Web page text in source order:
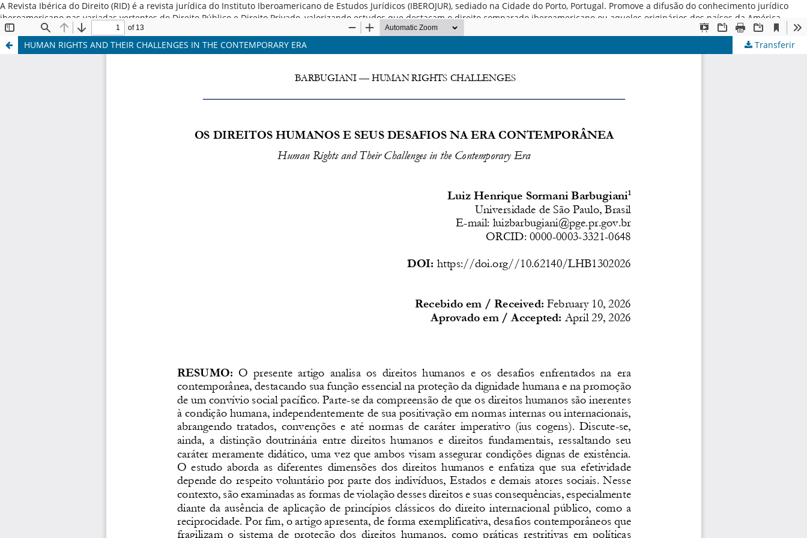
A Revista Ibérica do Direito (RID) é a revista jurídica do Instituto Iberoamericano de Estudos Jurídicos (IBEROJUR), sediado na Cidade do Porto, Portugal. Promove a difusão do conhecimento jurídico
iberoamericano nas variadas vertentes do Direito Público e Direito Privado, valorizando estudos que destacam o direito comparado iberoamericano ou aqueles originários dos países da América
Latina, Espanha e Portugal. ISSN: 2184-7487
HUMAN RIGHTS AND THEIR CHALLENGES IN THE CONTEMPORARY ERA
Transferir